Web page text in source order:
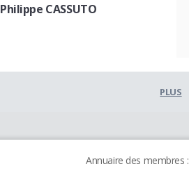
Philippe CASSUTO
PLUS
Annuaire des membres :